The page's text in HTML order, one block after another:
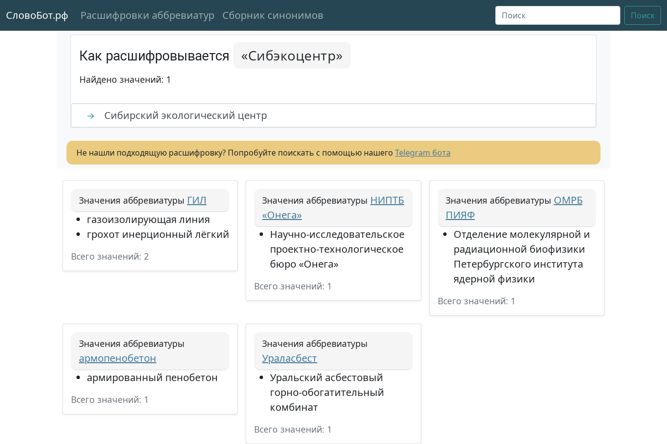
СловоБот.рф Расшифровки аббревиатур Сборник синонимов Поиск
Как расшифровывается «Сибэкоцентр»
Найдено значений: 1
→ Сибирский экологический центр
Не нашли подходящую расшифровку? Попробуйте поискать с помощью нашего Telegram бота
Значения аббревиатуры ГИЛ
газоизолирующая линия
грохот инерционный лёгкий
Всего значений: 2
Значения аббревиатуры НИПТБ
«Онега»
Научно-исследовательское
проектно-технологическое
бюро «Онега»
Всего значений: 1
Значения аббревиатуры ОМРБ
ПИЯФ
Отделение молекулярной и
радиационной биофизики
Петербургского института
ядерной физики
Всего значений: 1
Значения аббревиатуры
армопенобетон
армированный пенобетон
Всего значений: 1
Значения аббревиатуры
Ураласбест
Уральский асбестовый
горно-обогатительный
комбинат
Всего значений: 1